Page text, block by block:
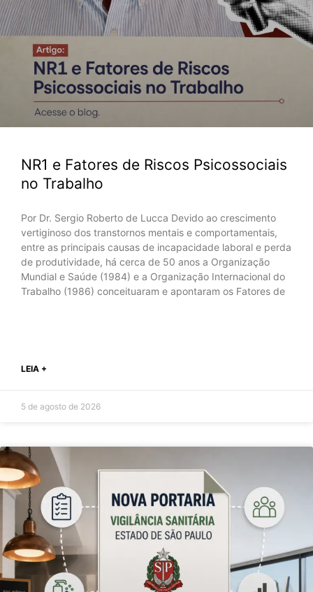
NR1 e Fatores de Riscos Psicossociais
no Trabalho
Por Dr. Sergio Roberto de Lucca Devido ao crescimento
vertiginoso dos transtornos mentais e comportamentais,
entre as principais causas de incapacidade laboral e perda
de produtividade, há cerca de 50 anos a Organização
Mundial e Saúde (1984) e a Organização Internacional do
Trabalho (1986) conceituaram e apontaram os Fatores de
LEIA +
5 de agosto de 2026